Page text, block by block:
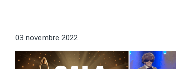
03 novembre 2022